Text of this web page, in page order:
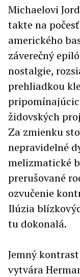
Michaelovi
takte na
amerického
záverečný
nostalgie,
prehliadkou
židovských
Za zmienku
nepravidelné
melizmatické
prerušované
ozvučenie
Ilúzia
tu dokonalá.
Jemný
vytvára